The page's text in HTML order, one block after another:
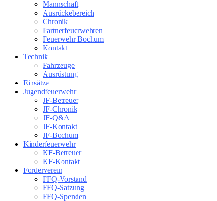
Mannschaft
Ausrückebereich
Chronik
Partnerfeuerwehren
Feuerwehr Bochum
Kontakt
Technik
Fahrzeuge
Ausrüstung
Einsätze
Jugendfeuerwehr
JF-Betreuer
JF-Chronik
JF-Q&A
JF-Kontakt
JF-Bochum
Kinderfeuerwehr
KF-Betreuer
KF-Kontakt
Förderverein
FFQ-Vorstand
FFQ-Satzung
FFQ-Spenden